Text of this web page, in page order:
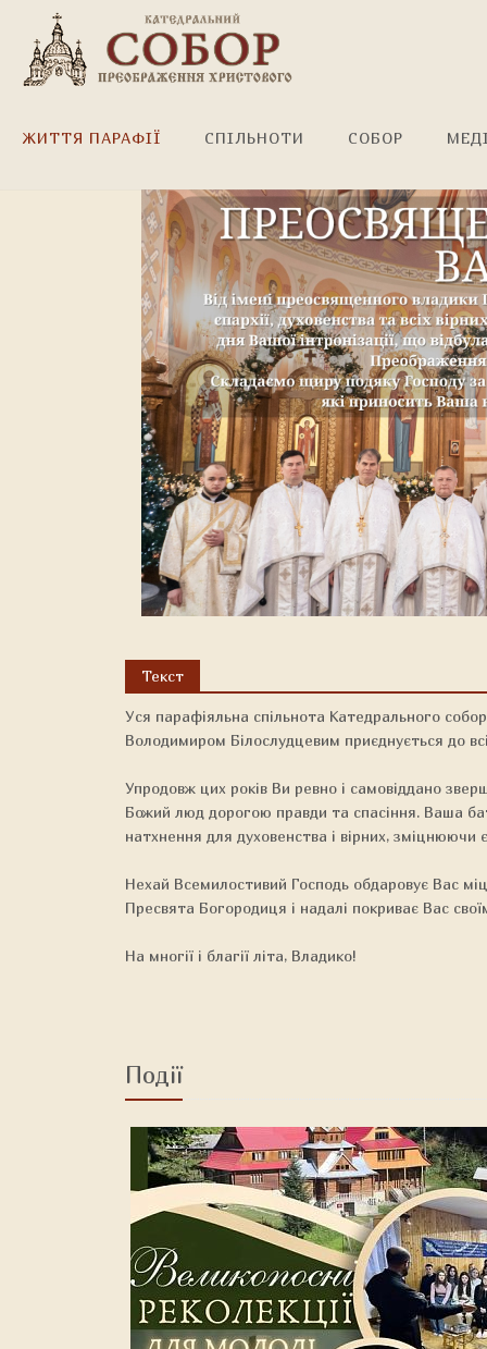
ЖИТТЯ ПАРАФІЇ СПІЛЬНОТИ СОБОР
Текст
Уся парафіяльна спільнота Катедрального
Володимиром Білослудцевим приєднується до
Упродовж цих років Ви ревно і самовіддано
Божий люд дорогою правди та спасіння. Ваша
натхнення для духовенства і вірних, зміцнюючи
Нехай Всемилостивий Господь обдаровує Вас
Пресвята Богородиця і надалі покриває Вас
На многії і благії літа, Владико!
Події